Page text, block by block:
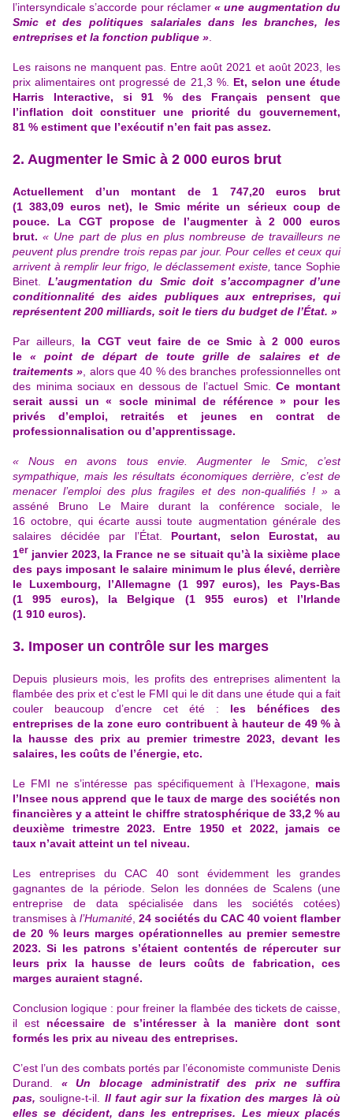
l’intersyndicale s’accorde pour réclamer« une augmentation du
Smic et des politiques salariales dans les branches, les
entreprises et la fonction publique »
Les raisons ne manquent pas. Entre août 2021 et août 2023, les
prix alimentaires ont progressé de 21,3 %. Et, selon une étude
Harris Interactive, si 91 % des Français pensent que
l’inflation doit constituer une priorité du gouvernement,
81 % estiment que l’exécutif n’en fait pas assez.
2. Augmenter le Smic à 2 000 euros brut
Actuellement d’un montant de 1 747,20 euros brut
(1 383,09 euros net), le Smic mérite un sérieux coup de
pouce. La CGT propose de l’augmenter à 2 000 euros
brut.« Une part de plus en plus nombreuse de travailleurs ne
peuvent plus prendre trois repas par jour. Pour celles et ceux qui
arrivent à remplir leur frigo, le déclassement existe, tance Sophie
Binet. L’augmentation du Smic doit s’accompagner d’une
conditionnalité des aides publiques aux entreprises, qui
représentent 200 milliards, soit le tiers du budget de l’État. »
Par ailleurs, la CGT veut faire de ce Smic à 2 000 euros
le « point de départ de toute grille de salaires et de
traitements » , alors que 40 % des branches professionnelles ont
des minima sociaux en dessous de l’actuel Smic.Ce montant
serait aussi un « socle minimal de référence » pour les
privés d’emploi, retraités et jeunes en contrat de
professionnalisation ou d’apprentissage.
« Nous en avons tous envie. Augmenter le Smic, c’est
sympathique, mais les résultats économiques derrière, c’est de
menacer l’emploi des plus fragiles et des non-qualifiés ! »a
asséné Bruno Le Maire durant la conférence sociale, le
16 octobre, qui écarte aussi toute augmentation générale des
salaires décidée par l’État. Pourtant, selon Eurostat, au
1er janvier 2023, la France ne se situait qu’à la sixième place
des pays imposant le salaire minimum le plus élevé, derrière
le Luxembourg, l’Allemagne (1 997 euros), les Pays-Bas
(1 995 euros), la Belgique (1 955 euros) et l’Irlande
(1 910 euros).
3. Imposer un contrôle sur les marges
Depuis plusieurs mois, les profits des entreprises alimentent la
flambée des prix et c’est le FMI qui le dit dans une étude qui a fait
couler beaucoup d’encre cet été : les bénéfices des
entreprises de la zone euro contribuent à hauteur de 49 % à
la hausse des prix au premier trimestre 2023, devant les
salaires, les coûts de l’énergie, etc.
Le FMI ne s’intéresse pas spécifiquement à l’Hexagone, mais
l’Insee nous apprend que le taux de marge des sociétés non
financières y a atteint le chiffre stratosphérique de 33,2 % au
deuxième trimestre 2023. Entre 1950 et 2022, jamais ce
taux n’avait atteint un tel niveau.
Les entreprises du CAC 40 sont évidemment les grandes
gagnantes de la période. Selon les données de Scalens (une
entreprise de data spécialisée dans les sociétés cotées)
transmises à l’Humanité 24 sociétés du CAC 40 voient flamber
de 20 % leurs marges opérationnelles au premier semestre
2023. Si les patrons s’étaient contentés de répercuter sur
leurs prix la hausse de leurs coûts de fabrication, ces
marges auraient stagné.
Conclusion logique : pour freiner la flambée des tickets de caisse,
il est nécessaire de s’intéresser à la manière dont sont
formés les prix au niveau des entreprises.
C’est l’un des combats portés par l’économiste communiste Denis
Durand
« Un blocage administratif des prix ne suffira
pas, souligne-t-il.
Il faut agir sur la fixation des marges là où
elles se décident, dans les entreprises. Les mieux placés